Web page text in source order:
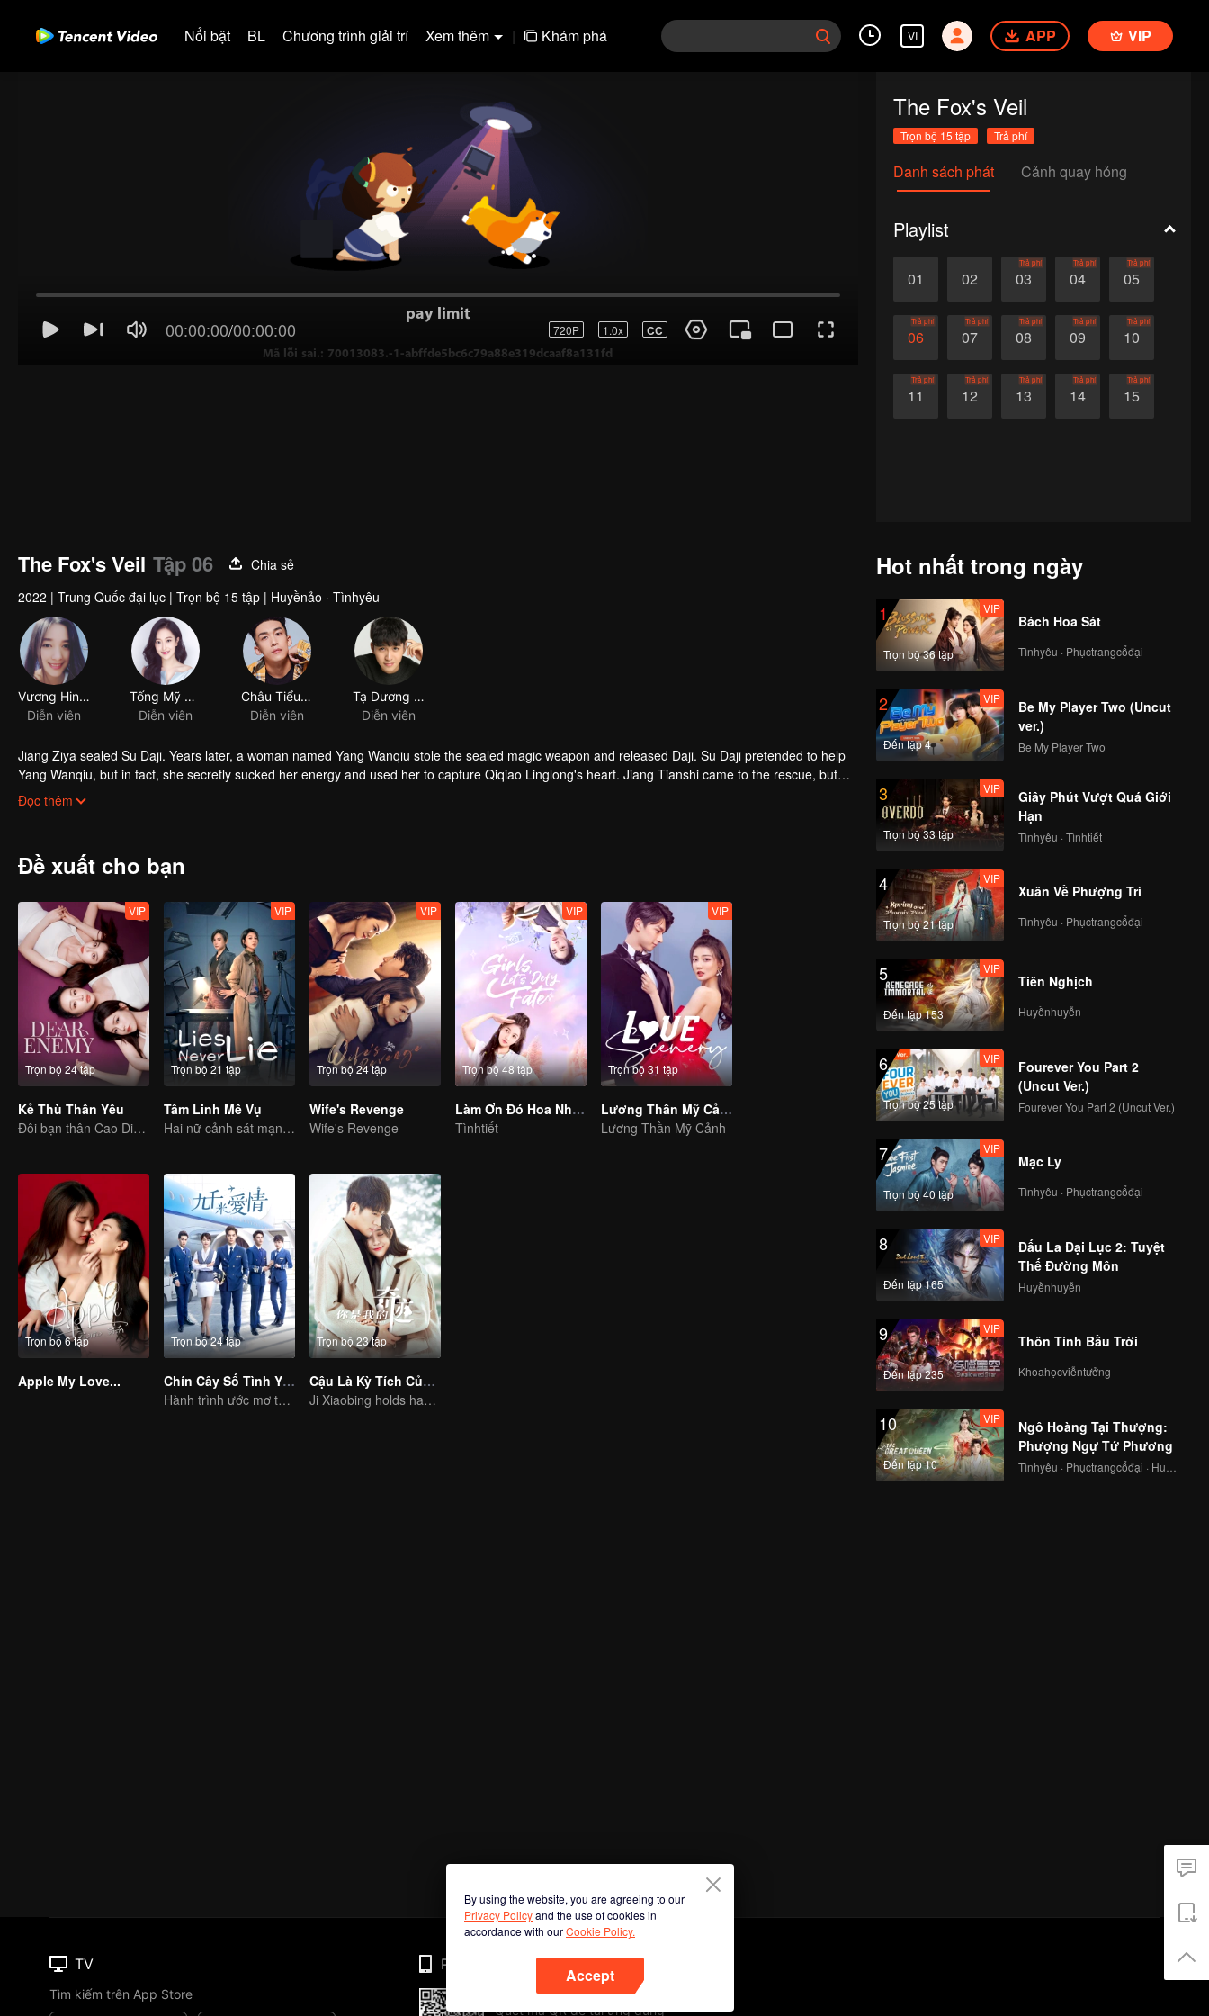
Nổi bật BL Chương trình giải trí Xem thêm | Khám phá VI APP VIP
pay limit
Mã lỗi sai.: 70013083.-1-abffde5bc6c79a88e319dcaaf8a131fd
00:00:00/00:00:00 720P 1.0x CC
The Fox's Veil
Trọn bộ 15 tập Trả phí
Danh sách phát Cảnh quay hỏng
Playlist
01 02 03
Trả phí
04
Trả phí
05
Trả phí
06
Trả phí
07
Trả phí
08
Trả phí
09
Trả phí
10
Trả phí
11
Trả phí
12
Trả phí
13
Trả phí
14
Trả phí
15
Trả phí
The Fox's Veil Tập 06
Chia sẻ
2022 | Trung Quốc đại lục | Trọn bộ 15 tập | Huyềnảo · Tìnhyêu
Vương Hinh Nghiên
Diễn viên
Tống Mỹ Nhi
Diễn viên
Châu Tiểu Vĩ
Diễn viên
Tạ Dương Ngôn Mộc
Diễn viên
Jiang Ziya sealed Su Daji. Years later, a woman named Yang Wanqiu stole the sealed magic weapon and released Daji. Su Daji pretended to help
Yang Wanqiu, but in fact, she secretly sucked her energy and used her to capture Qiqiao Linglong's heart. Jiang Tianshi came to the rescue, but
was injured by Su Daji. At the critical moment, Yang Wanqiu awakened her soul and made a choice...
Đọc thêm
Đề xuất cho bạn
Trọn bộ 24 tập
VIP
Kẻ Thù Thân Yêu
Đôi bạn thân Cao Diệp và Trần Nghiên Hy bắt tay trả thù
Trọn bộ 21 tập
VIP
Tâm Linh Mê Vụ
Hai nữ cảnh sát mạnh mẽ cùng hợp tác điều tra vụ án bí ẩn
Trọn bộ 24 tập
VIP
Wife's Revenge
Wife's Revenge
Trọn bộ 48 tập
VIP
Làm Ơn Đó Hoa Nhung Thiếu Nữ
Tìnhtiết
Trọn bộ 31 tập
VIP
Lương Thần Mỹ Cảnh
Lương Thần Mỹ Cảnh
Trọn bộ 6 tập
Apple My Love...
Trọn bộ 24 tập
Chín Cây Số Tình Yêu
Hành trình ước mơ tuổi trẻ của học viên hàng không
Trọn bộ 23 tập
Cậu Là Kỳ Tích Của Tôi
Ji Xiaobing holds hands with Gong Wanyi to find love and arrest the criminal
Hot nhất trong ngày
1
Trọn bộ 36 tập
VIP
Bách Hoa Sát
Tìnhyêu · Phụctrangcổđại
2
Đến tập 4
VIP
Be My Player Two (Uncut
ver.)
Be My Player Two
3
Trọn bộ 33 tập
VIP
Giây Phút Vượt Quá Giới
Hạn
Tìnhyêu · Tìnhtiết
4
Trọn bộ 21 tập
VIP
Xuân Về Phượng Trì
Tìnhyêu · Phụctrangcổđại
5
Đến tập 153
VIP
Tiên Nghịch
Huyềnhuyễn
6
Trọn bộ 25 tập
VIP
Fourever You Part 2
(Uncut Ver.)
Fourever You Part 2 (Uncut Ver.)
7
Trọn bộ 40 tập
VIP
Mạc Ly
Tìnhyêu · Phụctrangcổđại
8
Đến tập 165
VIP
Đấu La Đại Lục 2: Tuyệt
Thế Đường Môn
Huyềnhuyễn
9
Đến tập 235
VIP
Thôn Tính Bầu Trời
Khoahọcviễntưởng
10
Đến tập 10
VIP
Ngô Hoàng Tại Thượng:
Phượng Ngự Tứ Phương
By using the website, you are agreeing to our
Privacy Policyand the use of cookies in
accordance with ourCookie Policy.
Accept
TV
Tìm kiếm trên App Store
Phone
Quét mã QR để tải ứng dụng